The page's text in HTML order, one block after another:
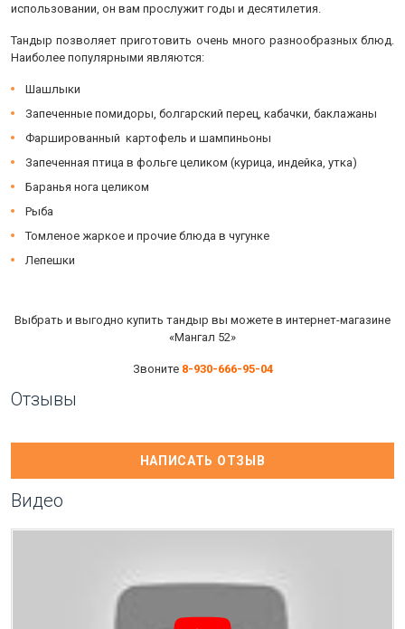
использовании, он вам прослужит годы и десятилетия.
Тандыр позволяет приготовить очень много разнообразных блюд.
Наиболее популярными являются:
Шашлыки
Запеченные помидоры, болгарский перец, кабачки, баклажаны
Фаршированный картофель и шампиньоны
Запеченная птица в фольге целиком (курица, индейка, утка)
Баранья нога целиком
Рыба
Томленое жаркое и прочие блюда в чугунке
Лепешки
Выбрать и выгодно купить тандыр вы можете в интернет-магазине
«Мангал 52»
Звоните 8-930-666-95-04
Отзывы
НАПИСАТЬ ОТЗЫВ
Видео